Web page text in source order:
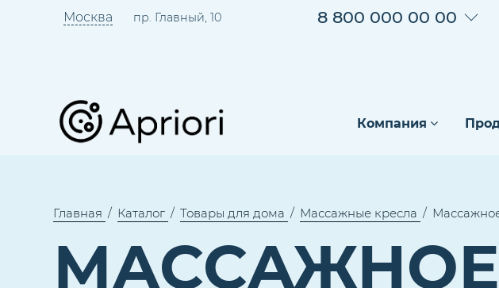
Москва пр. Главный, 10 8 800 000 00 00
Компания
Главная Каталог Товары для дома Массажные кресла
МАССАЖНОЕ